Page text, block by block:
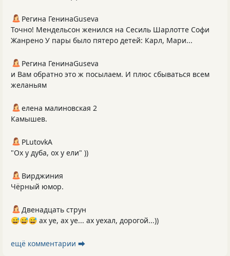
Регина ГенинаGuseva
Точно! Мендельсон женился на Сесиль Шарлотте Софи
Жанрено У пары было пятеро детей: Карл, Мари...
Регина ГенинаGuseva
и Вам обратно это ж посылаем. И плюс сбываться всем
желаньям
елена малиновская 2
Камышев.
PLutоvkА
"Ох у дуба, ох у ели" ))
Вирджиния
Чёрный юмор.
Двенадцать струн
😅😅😅 ах уе, ах уе... ах уехал, дорогой...))
ещё комментарии ⮕